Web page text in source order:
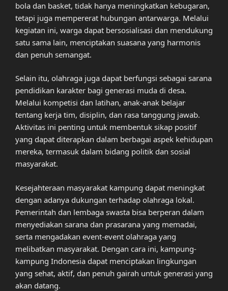
bola dan basket, tidak hanya meningkatkan kebugaran,
tetapi juga mempererat hubungan antarwarga. Melalui
kegiatan ini, warga dapat bersosialisasi dan mendukung
satu sama lain, menciptakan suasana yang harmonis
dan penuh semangat.
Selain itu, olahraga juga dapat berfungsi sebagai sarana
pendidikan karakter bagi generasi muda di desa.
Melalui kompetisi dan latihan, anak-anak belajar
tentang kerja tim, disiplin, dan rasa tanggung jawab.
Aktivitas ini penting untuk membentuk sikap positif
yang dapat diterapkan dalam berbagai aspek kehidupan
mereka, termasuk dalam bidang politik dan sosial
masyarakat.
Kesejahteraan masyarakat kampung dapat meningkat
dengan adanya dukungan terhadap olahraga lokal.
Pemerintah dan lembaga swasta bisa berperan dalam
menyediakan sarana dan prasarana yang memadai,
serta mengadakan event-event olahraga yang
melibatkan masyarakat. Dengan cara ini, kampung-
kampung Indonesia dapat menciptakan lingkungan
yang sehat, aktif, dan penuh gairah untuk generasi yang
akan datang.